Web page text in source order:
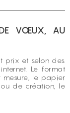
DE VŒUX, AU
prix et selon des
Le format
le papier
de création, le